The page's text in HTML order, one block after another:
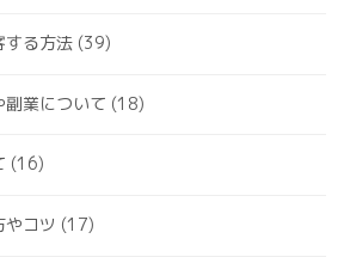
する方法 (39)
業について (18)
(16)
やコツ (17)